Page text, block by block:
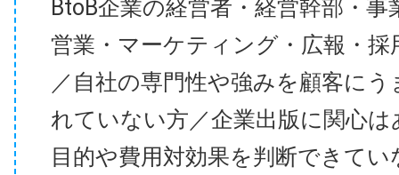
BtoB企業の経営者・経営幹部・事
営業・マーケティング・広報・採
／自社の専門性や強みを顧客に
れていない方／企業出版に関心
目的や費用対効果を判断できてい